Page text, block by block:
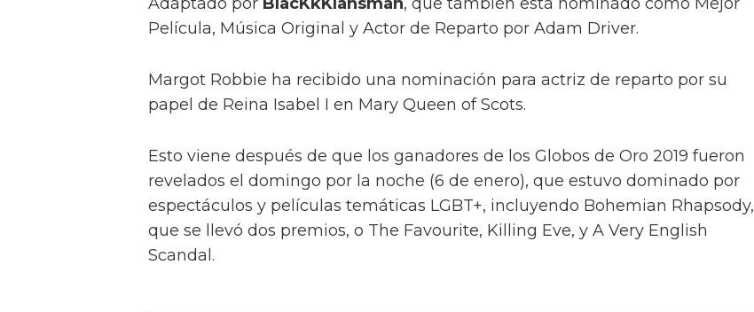
Película, Música Original y Actor de Reparto por Adam Driver.
Margot Robbie ha recibido una nominación para actriz de reparto por su
papel de Reina Isabel I en Mary Queen of Scots.
Esto viene después de que los ganadores de los Globos de Oro 2019 fueron
revelados el domingo por la noche (6 de enero), que estuvo dominado por
espectáculos y películas temáticas LGBT+, incluyendo Bohemian Rhapsody,
que se llevó dos premios, o The Favourite, Killing Eve, y A Very English
Scandal.